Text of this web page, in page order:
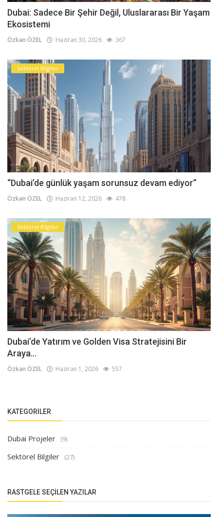
Dubai: Sadece Bir Şehir Değil, Uluslararası Bir Yaşam
Ekosistemi
Özkan ÖZEL Haziran 30, 2026 367
Sektörel Bilgiler
“Dubai’de günlük yaşam sorunsuz devam ediyor”
Özkan ÖZEL Haziran 12, 2026 478
Sektörel Bilgiler
Dubai’de Yatırım ve Golden Visa Stratejisini Bir
Araya...
Özkan ÖZEL Haziran 1, 2026 557
KATEGORILER
Dubai Projeler (9)
Sektörel Bilgiler (27)
RASTGELE SEÇILEN YAZILAR